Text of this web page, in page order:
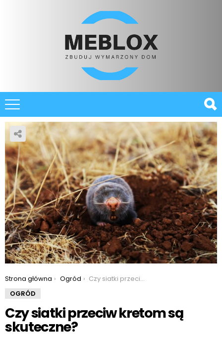
You are here:
Strona główna Ogród
Czy siatki przeciw kretom są skuteczne?
OGRÓD
Czy siatki przeciw kretom są
skuteczne?